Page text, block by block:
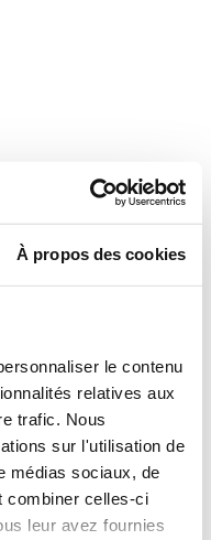
À propos des cookies
le contenu
relatives aux
trafic. Nous
sur l'utilisation de
médias sociaux, de
combiner celles-ci
leur avez fournies